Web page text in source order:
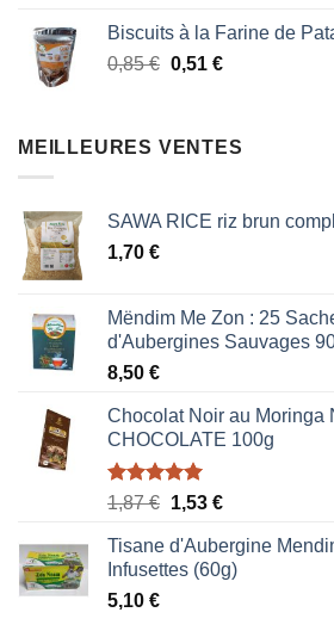
était :
0,85 €.
est :
0,51 €.
Biscuits à la Farine de
0,85€ Le
était :
0,51 €Le
est :
MEILLEURES VENTES
SAWA RICE riz brun
1,70 €
Mëndim Me Zon : 25
d'Aubergines Sauvages
8,50 €
Chocolat Noir au Moringa
CHOCOLATE 100g
Note5.00
1,87€ Le
initial
était :
1,53 €Le
actuel
est :
Tisane d'Aubergine
Infusettes (60g)
5,10 €